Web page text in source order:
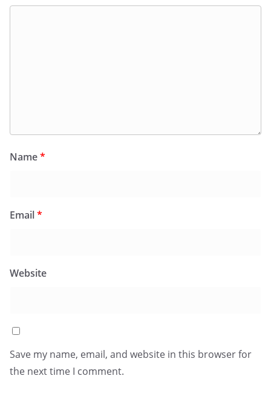
Name*
Email*
Website
Save my name, email, and website in this browser for
the next time I comment.